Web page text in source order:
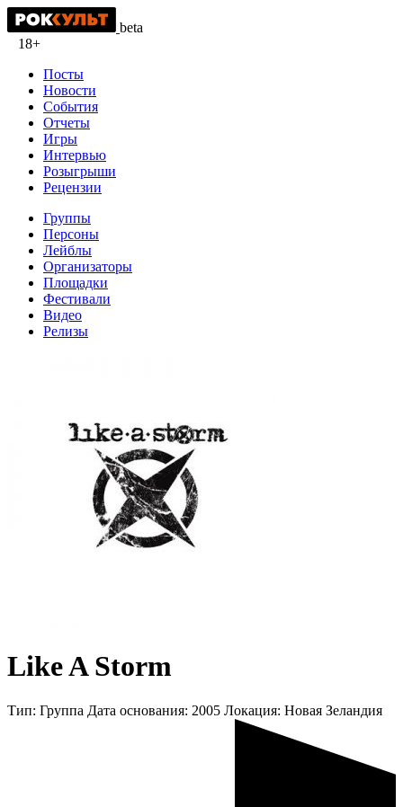
beta
18+
Посты
Новости
События
Отчеты
Игры
Интервью
Розыгрыши
Рецензии
Группы
Персоны
Лейблы
Организаторы
Площадки
Фестивали
Видео
Релизы
Like A Storm
Тип: Группа Дата основания: 2005 Локация: Новая Зеландия